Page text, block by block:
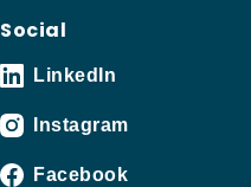
Social
LinkedIn
Instagram
Facebook